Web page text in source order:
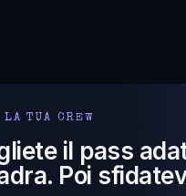
LA TUA CREW
il pass
Poi